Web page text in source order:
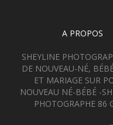
A PROPOS
SHEYLINE
DE NOUVEAU-NÉ,
ET MARIAGE SUR
NOUVEAU NÉ-BÉBÉ -
PHOTOGRAPHE 86